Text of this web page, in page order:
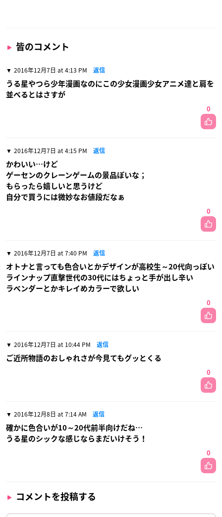
皆のコメント
2016年12月7日 at 4:13 PM 返信
うる星やつら少年漫画なのにこの少女漫画少女アニメ達と肩を
並べるとはさすが
0
2016年12月7日 at 4:15 PM 返信
かわいい…けど
ゲーセンのクレーンゲームの景品ぽいな；
もらったら嬉しいと思うけど
自分で買うには微妙なお値段だなぁ
0
2016年12月7日 at 7:40 PM 返信
オトナと言っても色合いとかデザインが高校生～20代向っぽい
ラインナップ直撃世代の30代にはちょっと手が出し辛い
ラベンダーとかキレイめカラーで欲しい
0
2016年12月7日 at 10:44 PM 返信
ご近所物語のおしゃれさが今見てもグッとくる
0
2016年12月8日 at 7:14 AM 返信
確かに色合いが10～20代前半向けだね…
うる星のシックな感じならまだいけそう！
0
コメントを投稿する